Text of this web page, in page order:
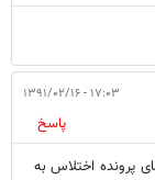
۱۷:۰۳ - ۱۳۹۱/۰۲/۱۶
پاسخ
اعضای پرونده اختلاس به